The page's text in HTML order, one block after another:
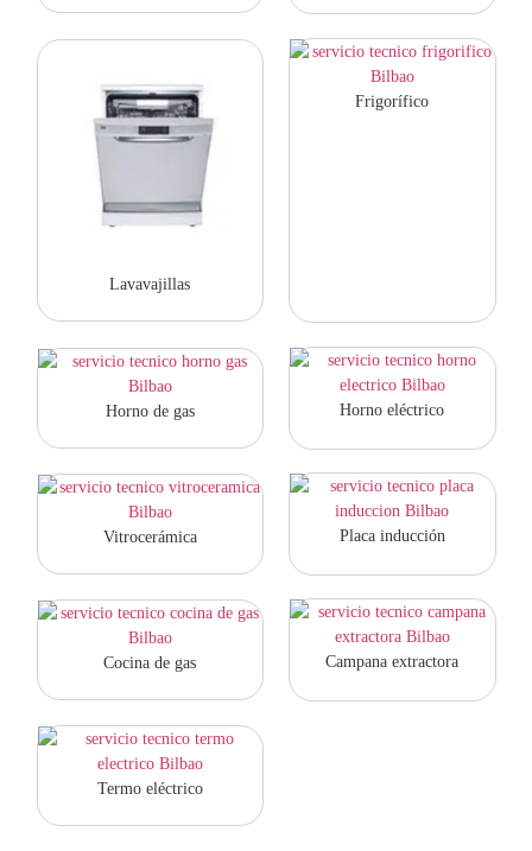
Lavavajillas
Frigorífico
Horno de gas Horno eléctrico
Vitrocerámica Placa inducción
Cocina de gas Campana extractora
Termo eléctrico